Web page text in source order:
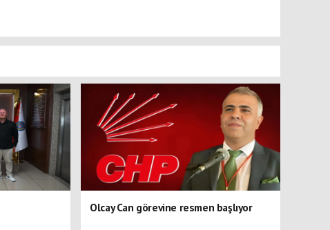
Olcay Can görevine resmen başlıyor